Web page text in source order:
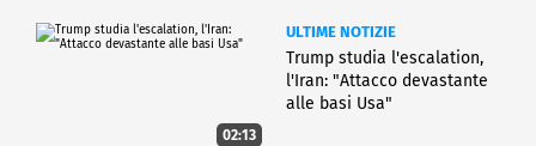
02:13
ULTIME NOTIZIE
Trump studia l'escalation,
l'Iran: "Attacco devastante
alle basi Usa"